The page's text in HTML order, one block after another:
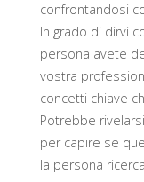
confrontandosi
In grado di dirvi
persona avete
vostra
concetti chiave
Potrebbe
per capire se
la persona